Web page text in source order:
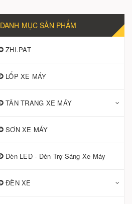
DANH MỤC SẢN PHẨM
ZHI.PAT
LỐP XE MÁY
TÂN TRANG XE MÁY
SƠN XE MÁY
Đèn LED - Đèn Trợ Sáng Xe Máy
ĐÈN XE